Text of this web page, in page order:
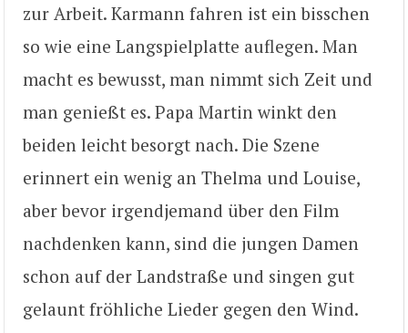
zur Arbeit. Karmann fahren ist ein bisschen
so wie eine Langspielplatte auflegen. Man
macht es bewusst, man nimmt sich Zeit und
man genießt es. Papa Martin winkt den
beiden leicht besorgt nach. Die Szene
erinnert ein wenig an Thelma und Louise,
aber bevor irgendjemand über den Film
nachdenken kann, sind die jungen Damen
schon auf der Landstraße und singen gut
gelaunt fröhliche Lieder gegen den Wind.